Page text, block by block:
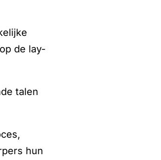
de lay-
talen
hun